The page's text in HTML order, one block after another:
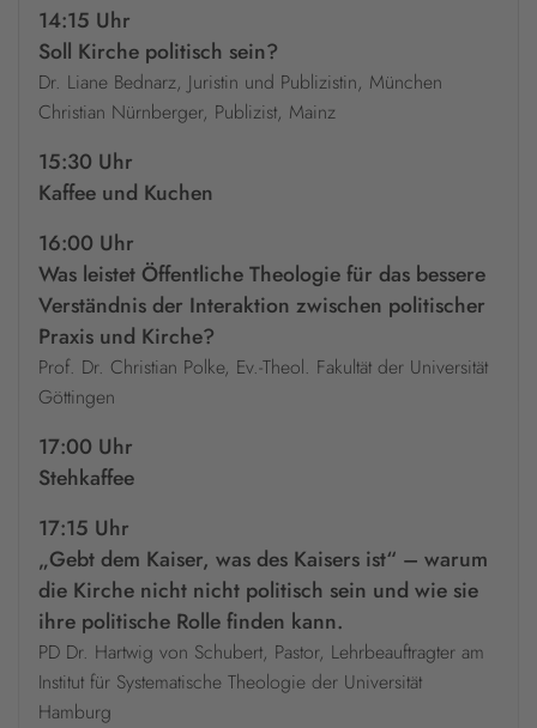
14:15 Uhr
Soll Kirche politisch sein?
Dr. Liane Bednarz, Juristin und Publizistin, München
Christian Nürnberger, Publizist, Mainz
15:30 Uhr
Kaffee und Kuchen
16:00 Uhr
Was leistet Öffentliche Theologie für das bessere
Verständnis der Interaktion zwischen politischer
Praxis und Kirche?
Prof. Dr. Christian Polke, Ev.-Theol. Fakultät der Universität
Göttingen
17:00 Uhr
Stehkaffee
17:15 Uhr
„Gebt dem Kaiser, was des Kaisers ist“ – warum
die Kirche nicht nicht politisch sein und wie sie
ihre politische Rolle finden kann.
PD Dr. Hartwig von Schubert, Pastor, Lehrbeauftragter am
Institut für Systematische Theologie der Universität
Hamburg